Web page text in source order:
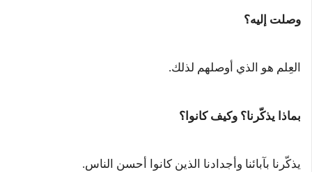
وصلت إليه؟
العِلم هو الذي أوصلهم لذلك.
بماذا يذكّرنا؟ وكيف كانوا؟
يذكّرنا بآبائنا وأجدادنا الذين كانوا أحسن الناس.